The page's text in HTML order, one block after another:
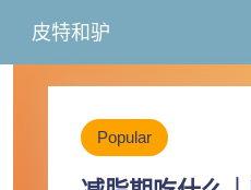
皮特和驴
Popular